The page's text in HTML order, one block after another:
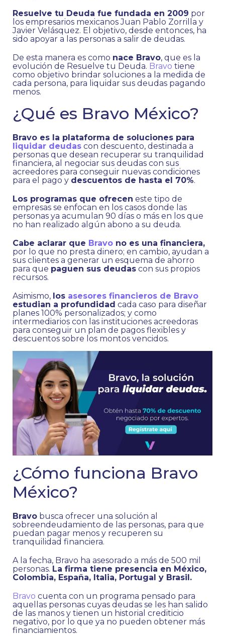
Resuelve tu Deuda fue fundada en 2009 por
los empresarios mexicanos Juan Pablo Zorrilla y
Javier Velásquez. El objetivo, desde entonces, ha
sido apoyar a las personas a salir de deudas.
De esta manera es como nace Bravo, que es la
evolución de Resuelve tu Deuda. Bravo tiene
como objetivo brindar soluciones a la medida de
cada persona, para liquidar sus deudas pagando
menos.
¿Qué es Bravo México?
Bravo es la plataforma de soluciones para
liquidar deudas con descuento, destinada a
personas que desean recuperar su tranquilidad
financiera, al negociar sus deudas con sus
acreedores para conseguir nuevas condiciones
para el pago y descuentos de hasta el 70%.
Los programas que ofrecen este tipo de
empresas se enfocan en los casos donde las
personas ya acumulan 90 días o más en los que
no han realizado algún abono a su deuda.
Cabe aclarar que Bravo no es una financiera,
por lo que no presta dinero; en cambio, ayudan a
sus clientes a generar un esquema de ahorro
para que paguen sus deudas con sus propios
recursos.
Asimismo, los asesores financieros de Bravo
estudian a profundidad cada caso para diseñar
planes 100% personalizados; y como
intermediarios con las instituciones acreedoras
para conseguir un plan de pagos flexibles y
descuentos sobre los montos vencidos.
¿Cómo funciona Bravo
México?
Bravo busca ofrecer una solución al
sobreendeudamiento de las personas, para que
puedan pagar menos y recuperen su
tranquilidad financiera.
A la fecha, Bravo ha asesorado a más de 500 mil
personas. La firma tiene presencia en México,
Colombia, España, Italia, Portugal y Brasil.
Bravo cuenta con un programa pensado para
aquellas personas cuyas deudas se les han salido
de las manos y tienen un historial crediticio
negativo, por lo que ya no pueden obtener más
financiamientos.